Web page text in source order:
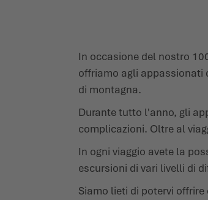
In occasione del nostro
offriamo agli appassionati
di montagna.
Durante tutto l'anno, gli
complicazioni. Oltre al
In ogni viaggio avete la
escursioni di vari livelli di
Siamo lieti di potervi